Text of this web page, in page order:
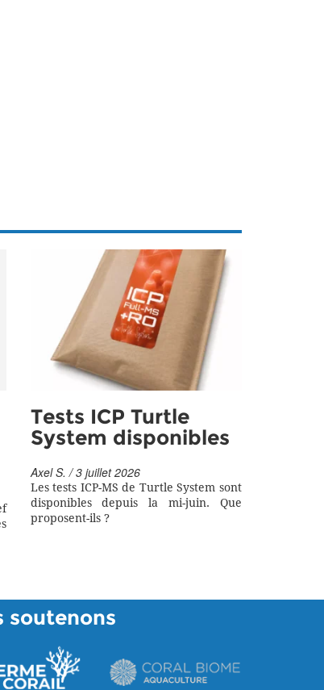
Tests ICP Turtle
System disponibles
Axel S. / 3 juillet 2026
Les tests ICP-MS de Turtle System sont
disponibles depuis la mi-juin. Que
proposent-ils ?
soutenons